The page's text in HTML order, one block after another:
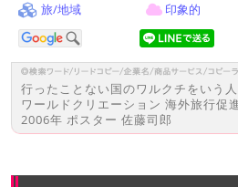
旅/地域 印象的
行ったことない国のワルクチをいう人
ワールドクリエーション 海外旅行促
2006年 ポスター 佐藤司郎